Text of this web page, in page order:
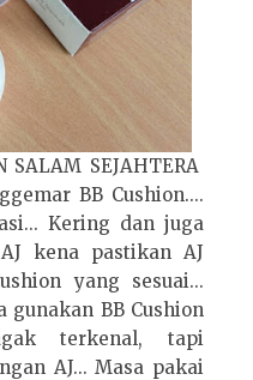
SALAM SEJAHTERA
BB Cushion....
Kering dan juga
kena pastikan AJ
yang sesuai...
gunakan BB Cushion
terkenal, tapi
AJ... Masa pakai